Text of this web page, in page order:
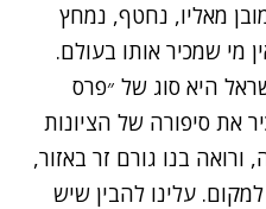
מאליו, נחטף, נמחץ
מי שמכיר אותו בעולם.
היא סוג של ״פרס
את סיפורה של הציונות
בנו גורם זר באזור,
עלינו להבין שיש